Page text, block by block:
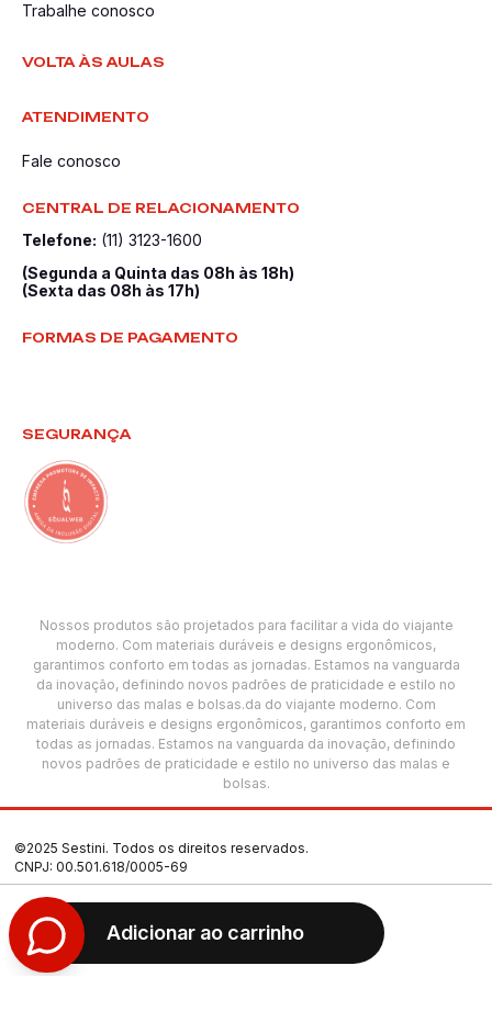
Adicionar ao carrinho
Trabalhe conosco
VOLTA ÀS AULAS
ATENDIMENTO
Fale conosco
CENTRAL DE RELACIONAMENTO
Telefone: (11) 3123-1600
(Segunda a Quinta das 08h às 18h)
(Sexta das 08h às 17h)
FORMAS DE PAGAMENTO
SEGURANÇA
Nossos produtos são projetados para facilitar a vida do viajante
moderno. Com materiais duráveis e designs ergonômicos,
garantimos conforto em todas as jornadas. Estamos na vanguarda
da inovação, definindo novos padrões de praticidade e estilo no
universo das malas e bolsas.da do viajante moderno. Com
materiais duráveis e designs ergonômicos, garantimos conforto em
todas as jornadas. Estamos na vanguarda da inovação, definindo
novos padrões de praticidade e estilo no universo das malas e
bolsas.
©2025 Sestini. Todos os direitos reservados.
CNPJ: 00.501.618/0005-69
Termos de Uso
Política de Privacidade